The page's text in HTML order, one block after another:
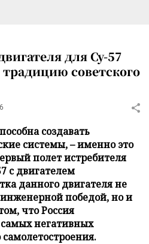
для Су-57
советского
создавать
системы, – именно это
полет истребителя
с двигателем
данного двигателя не
победой, но и
что Россия
негативных